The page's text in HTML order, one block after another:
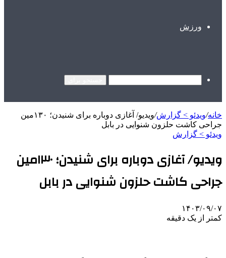
ورزش
خانه/ویدئو > گزارش/
ویدیو/ آغازی دوباره برای شنیدن؛ ۱۳۰مین
جراحی کاشت حلزون شنوایی در بابل
ویدئو > گزارش
ویدیو/ آغازی دوباره برای شنیدن؛ ۱۳۰مین
جراحی کاشت حلزون شنوایی در بابل
۱۴۰۳/۰۹/۰۷
کمتر از یک دقیقه